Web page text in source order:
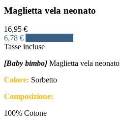
Maglietta vela neonato
16,95 €
6,78 €
Tasse incluse
[Baby bimbo] Maglietta vela neonato
Colore: Sorbetto
Composizione:
100% Cotone